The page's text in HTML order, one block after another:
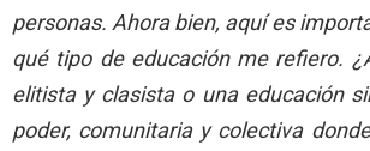
personas. Ahora bien, aquí es
qué tipo de educación me refiero.
elitista y clasista o una educación
poder, comunitaria y colectiva